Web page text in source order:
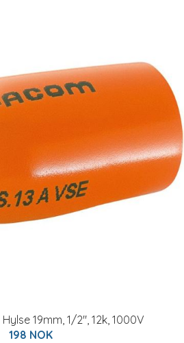
Hylse 19mm, 1/2", 12k, 1000V
198 NOK